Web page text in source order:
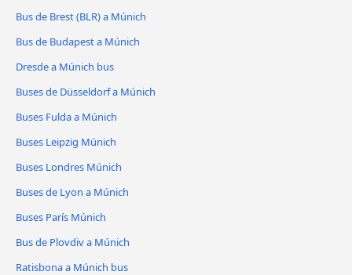
Bus de Brest (BLR) a Múnich
Bus de Budapest a Múnich
Dresde a Múnich bus
Buses de Düsseldorf a Múnich
Buses Fulda a Múnich
Buses Leipzig Múnich
Buses Londres Múnich
Buses de Lyon a Múnich
Buses París Múnich
Bus de Plovdiv a Múnich
Ratisbona a Múnich bus